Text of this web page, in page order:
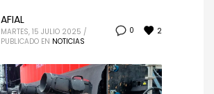
0 2
AFIAL
MARTES, 15 JULIO 2025 /
PUBLICADO EN NOTICIAS